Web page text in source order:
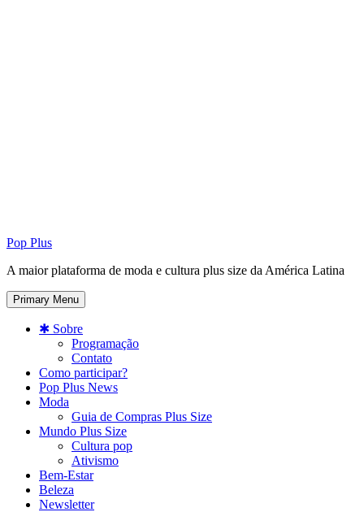
Pop Plus
A maior plataforma de moda e cultura plus size da América Latina
Primary Menu
✱ Sobre
Programação
Contato
Como participar?
Pop Plus News
Moda
Guia de Compras Plus Size
Mundo Plus Size
Cultura pop
Ativismo
Bem-Estar
Beleza
Newsletter